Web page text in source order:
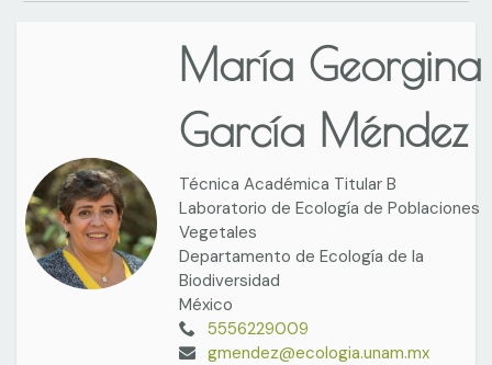
María Georgina
García Méndez
Técnica Académica Titular B
Laboratorio de Ecología de Poblaciones
Vegetales
Departamento de Ecología de la
Biodiversidad
México
5556229009
gmendez@ecologia.unam.mx